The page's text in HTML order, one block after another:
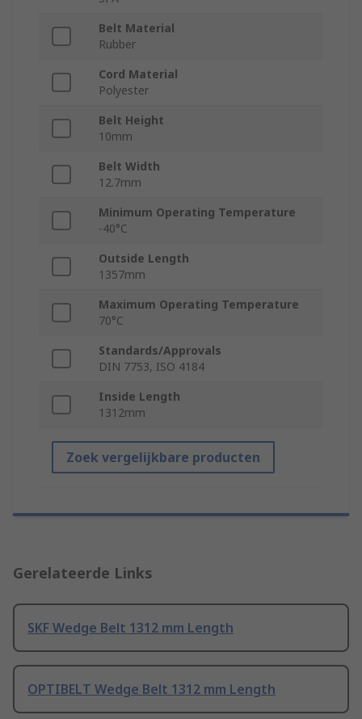
Belt Material
Rubber
Cord Material
Polyester
Belt Height
10mm
Belt Width
12.7mm
Minimum Operating Temperature
-40°C
Outside Length
1357mm
Maximum Operating Temperature
70°C
Standards/Approvals
DIN 7753, ISO 4184
Inside Length
1312mm
Zoek vergelijkbare producten
Gerelateerde Links
SKF Wedge Belt 1312 mm Length
OPTIBELT Wedge Belt 1312 mm Length